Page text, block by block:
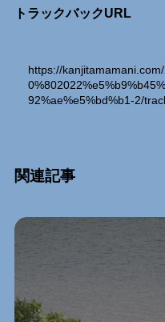
トラックバックURL
https://
92%ae%e5%bd%b1-2/
関連記事Relation Entry